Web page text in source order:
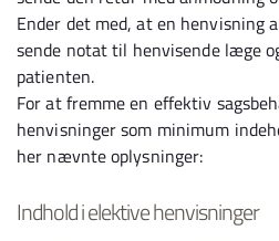
Ender det med, at en henvisning
sende notat til henvisende læge
patienten.
For at fremme en effektiv
henvisninger som minimum
her nævnte oplysninger:
Indhold i elektive henvisninger